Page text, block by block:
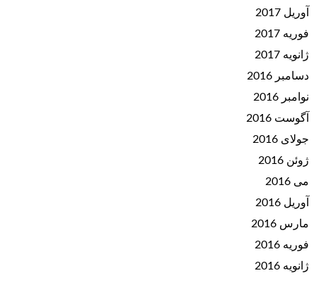
آوریل 2017
فوریه 2017
ژانویه 2017
دسامبر 2016
نوامبر 2016
آگوست 2016
جولای 2016
ژوئن 2016
می 2016
آوریل 2016
مارس 2016
فوریه 2016
ژانویه 2016